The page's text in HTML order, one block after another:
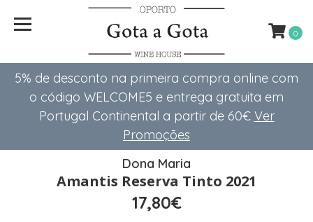
5% de desconto na primeira compra online com
o código WELCOME5 e entrega gratuita em
Portugal Continental a partir de 60€ Ver
Promoções
0
Dona Maria
Amantis Reserva Tinto 2021
17,80€